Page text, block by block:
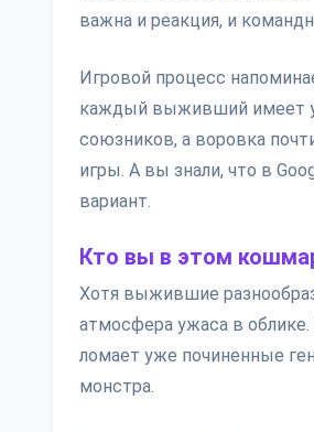
важна и реакция, и
Игровой процесс
каждый выживший имеет
союзников, а воровка
игры. А вы знали, что в
вариант.
Кто вы в этом
Хотя выжившие
атмосфера ужаса в
ломает уже починенные
монстра.